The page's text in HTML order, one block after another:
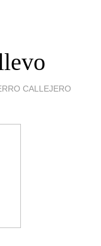
CALLEJERO